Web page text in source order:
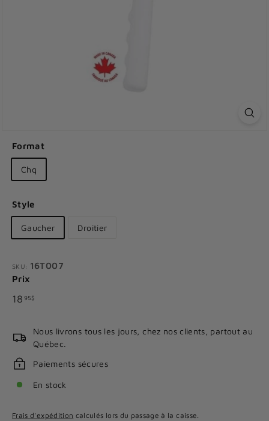
Format
Chq
Style
Gaucher Droitier
SKU: 16T007
Prix
Prix
18 95$
Nous livrons tous les jours, chez nos clients, partout au
Québec.
Paiements sécures
En stock
Frais d'expédition calculés lors du passage à la caisse.